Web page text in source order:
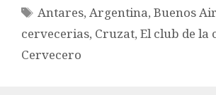
Etiquetas
Antares, Argentina,Buenos
cervecerias, Cruzat, El club de la
Cervecero